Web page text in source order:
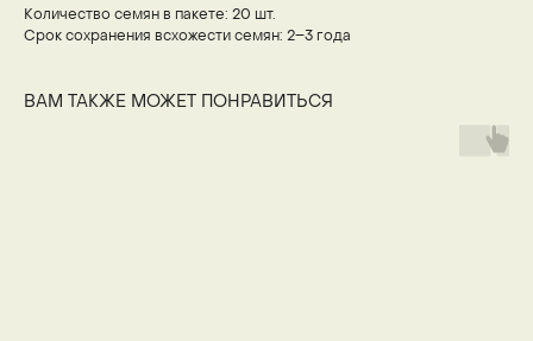
Количество семян в пакете: 20 шт.
Срок сохранения всхожести семян: 2–3 года
ВАМ ТАКЖЕ МОЖЕТ ПОНРАВИТЬСЯ